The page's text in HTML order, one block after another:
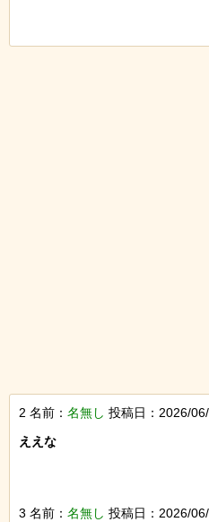
2 名前： 名無し 投稿日：2026/
ええな
3 名前： 名無し 投稿日：2026/